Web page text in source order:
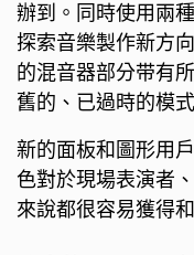
辦到。同時使用兩
探索音樂製作新方
的混音器部分带有
舊的、已過時的模
新的面板和圖形用
色對於現場表演者
來說都很容易獲得